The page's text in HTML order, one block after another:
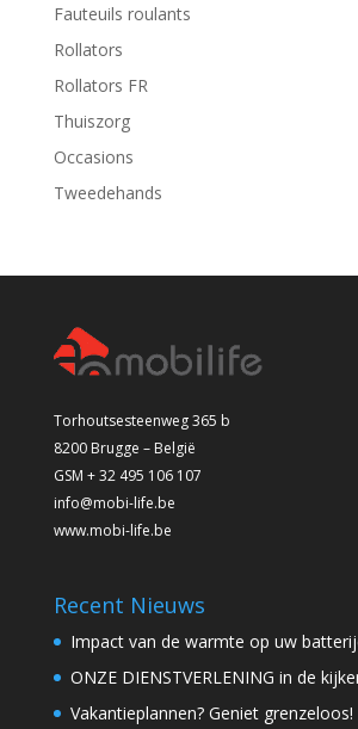
Fauteuils roulants
Rollators
Rollators FR
Thuiszorg
Occasions
Tweedehands
Torhoutsesteenweg 365 b
8200 Brugge – België
GSM + 32 495 106 107
info@mobi-life.be
www.mobi-life.be
Recent Nieuws
Impact van de warmte op uw
ONZE DIENSTVERLENING in de
Vakantieplannen? Geniet grenzeloos!